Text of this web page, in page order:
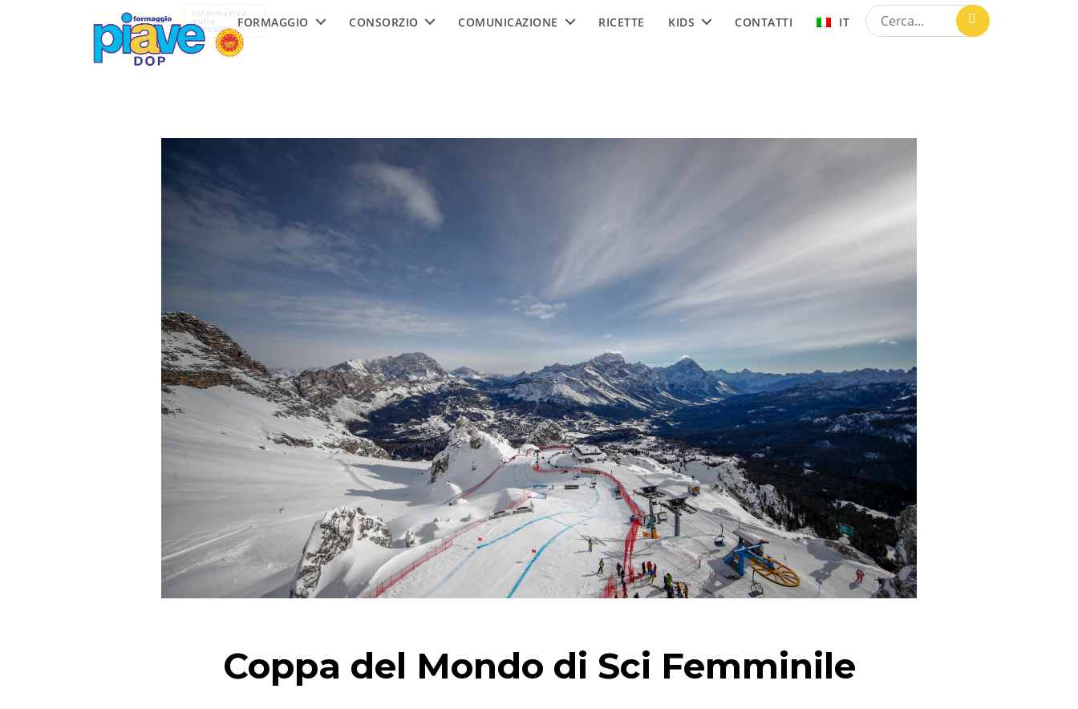
Formaggio
Piave
DOP
FORMAGGIO CONSORZIO COMUNICAZIONE RICETTE KIDS CONTATTI IT
Coppa del Mondo di Sci Femminile
Informativa
sulla
raccolta